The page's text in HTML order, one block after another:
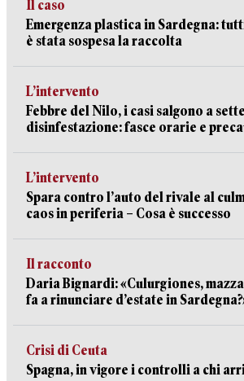
Il caso
Emergenza plastica in Sardegna:
è stata sospesa la raccolta
L’intervento
Febbre del Nilo, i casi salgono a
disinfestazione: fasce orarie e
L’intervento
Spara contro l’auto del rivale al
caos in periferia – Cosa è successo
Il racconto
Daria Bignardi: «Culurgiones,
fa a rinunciare d’estate in
Crisi di Ceuta
Spagna, in vigore i controlli a chi